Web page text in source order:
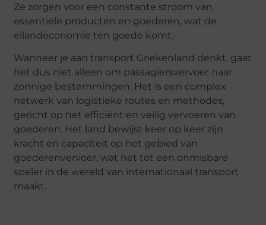
Ze zorgen voor een constante stroom van
essentiële producten en goederen, wat de
eilandeconomie ten goede komt.
Wanneer je aan transport Griekenland denkt, gaat
het dus niet alleen om passagiersvervoer naar
zonnige bestemmingen. Het is een complex
netwerk van logistieke routes en methodes,
gericht op het efficiënt en veilig vervoeren van
goederen. Het land bewijst keer op keer zijn
kracht en capaciteit op het gebied van
goederenvervoer, wat het tot een onmisbare
speler in de wereld van internationaal transport
maakt.